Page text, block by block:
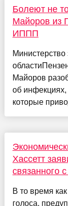
Болеют не
Майоров из
ИППП
Майоров
об
которые
Хассетт
связанного
В то время
голоса,